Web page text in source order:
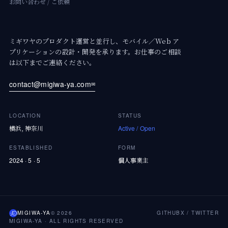
ミギワヤのプロダクト運営と並行し、モバイル／Web ア
プリケーションの設計・開発を承ります。お仕事のご相談
は以下までご連絡ください。
contact@migiwa-ya.com✉
LOCATION
横浜, 神奈川
STATUS
Active / Open
ESTABLISHED
2024 · 5 · 5
FORM
個人事業主
MIGIWA-YA© 2026 GITHUB X / TWITTER
MIGIWA-YA · ALL RIGHTS RESERVED